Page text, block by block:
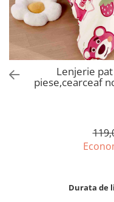
Bumbac satinat
Bumbac policoton
Compatibile cu saltea
90x200cm
100x200cm
120x200cm
Lenjerie
piese,cearceaf
Durata de